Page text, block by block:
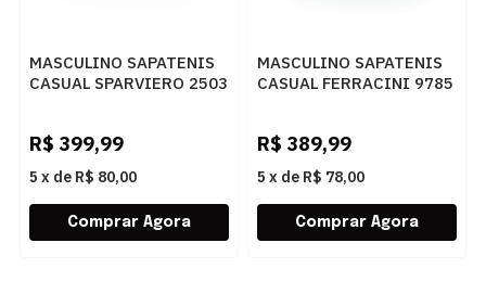
MASCULINO SAPATENIS
CASUAL SPARVIERO 2503
R$ 399,99
5 x de R$ 80,00
MASCULINO SAPATENIS
CASUAL FERRACINI 9785
R$ 389,99
5 x de R$ 78,00